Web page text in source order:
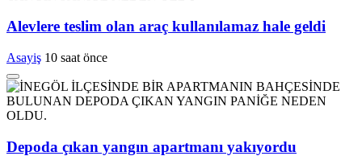
Alevlere teslim olan araç kullanılamaz hale geldi
Asayiş 10 saat önce
Depoda çıkan yangın apartmanı yakıyordu